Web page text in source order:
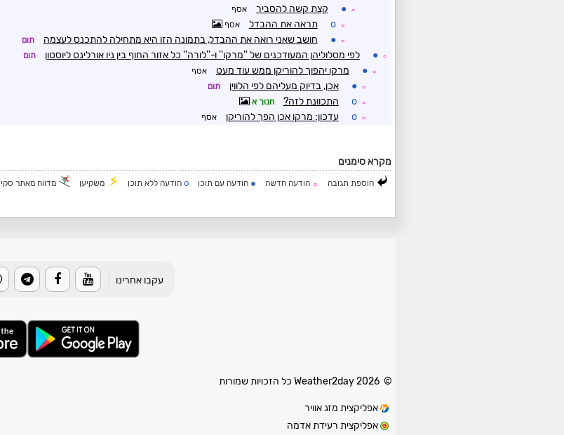
☼
● קצת קשה להסביר אסף
☼
o תראה את ההבדל אסף
☼
● חושב שאני רואה את ההבדל, בתמונה הזו היא מתחילה להתכנס לעצמה תום
☼
● לפי מסלוליהן המעודכנים של ''מרקו'' ו-''לורה'' כל אזור החוף בין ניו אורלינס ליוסטון תום
☼
● מרקו יהפוך להוריקן ממש עוד מעט אסף
☼
● אכן, בדיוק מעליהם לפי הלווין תום
☼
o התכוונת לזה? חנוך א
☼
o עדכון: מרקו אכן הפך להוריקן אסף
מקרא סימנים
הוספת תגובה ☼ הודעה חדשה ● הודעה עם תוכן o הודעה ללא תוכן משקיען מדווח מאתר סקי
עקבו אחרינו
© 2026 Weather2day כל הזכויות שמורות
אפליקצית מזג אוויר
אפליקצית רעידת אדמה